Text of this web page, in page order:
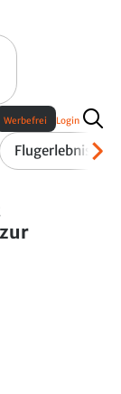
Flugerlebnis
Werbefrei Login